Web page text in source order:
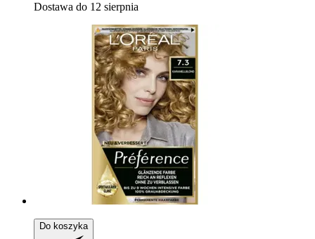
Dostawa do 12 sierpnia
Do koszyka